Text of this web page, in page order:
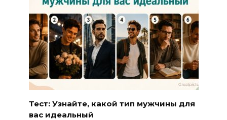
Тест: Узнайте, какой тип мужчины для
вас идеальный